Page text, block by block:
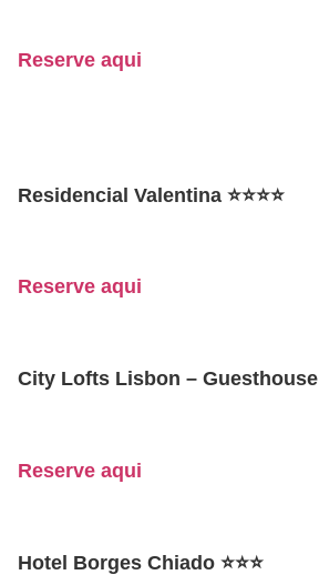
Reserve aqui
Residencial Valentina ⭐⭐⭐⭐
Reserve aqui
City Lofts Lisbon – Guesthouse
Reserve aqui
Hotel Borges Chiado ⭐⭐⭐